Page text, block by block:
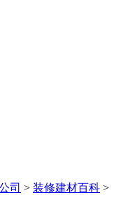
司 > 装修建材百科 >